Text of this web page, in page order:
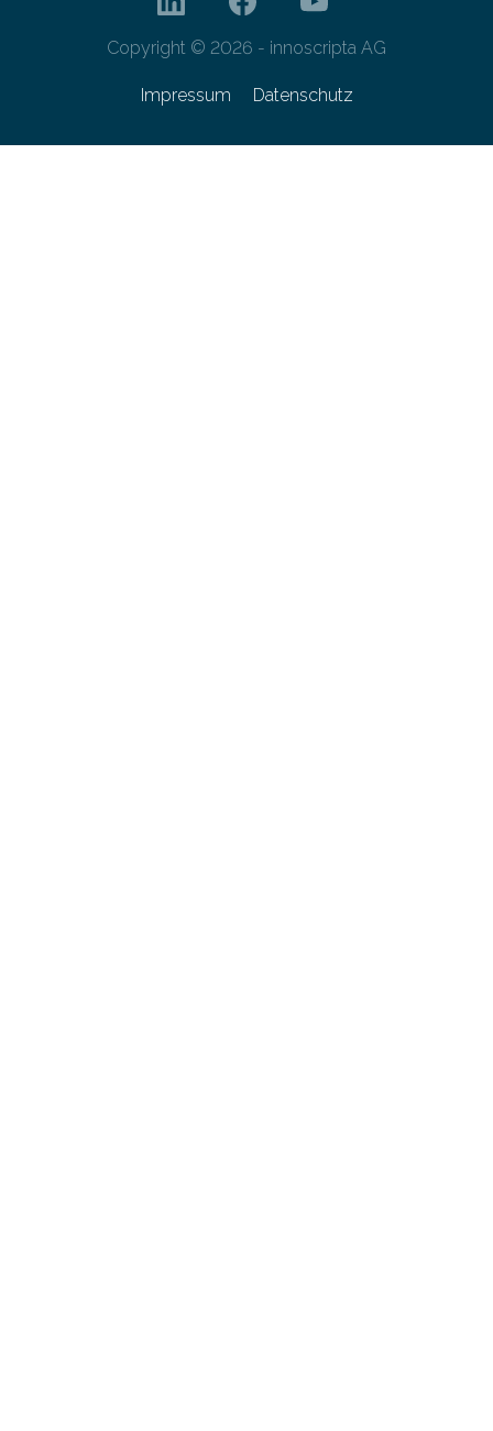
Copyright © 2026 - innoscripta AG
Impressum Datenschutz